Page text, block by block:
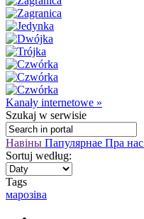
Kanały internetowe »
Szukaj w serwisie
Навіны Папулярнае Пра нас
Sortuj według:
Tags
марозіва